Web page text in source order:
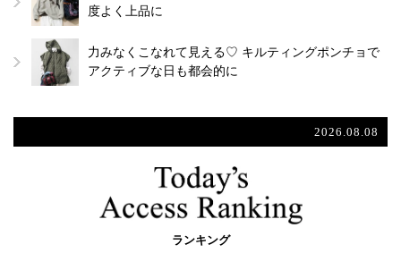
度よく上品に
力みなくこなれて見える♡ キルティングポンチョで
アクティブな日も都会的に
2026.08.08
ランキング